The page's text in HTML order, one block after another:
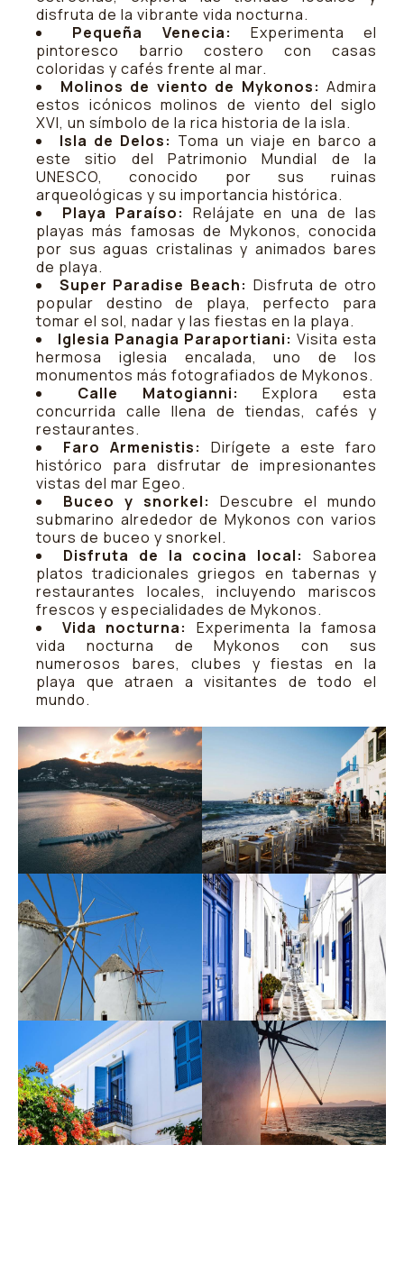
disfruta de la vibrante vida nocturna.
Pequeña Venecia:
Experimenta el
pintoresco barrio costero con casas
coloridas y cafés frente al mar.
Molinos de viento de Mykonos: Admira
estos icónicos molinos de viento del siglo
XVI, un símbolo de la rica historia de la isla.
Isla de Delos: Toma un viaje en barco a
este sitio del Patrimonio Mundial de la
UNESCO, conocido por sus ruinas
arqueológicas y su importancia histórica.
Playa Paraíso: Relájate en una de las
playas más famosas de Mykonos, conocida
por sus aguas cristalinas y animados bares
de playa.
Super Paradise Beach: Disfruta de otro
popular destino de playa, perfecto para
tomar el sol, nadar y las fiestas en la playa.
Iglesia Panagia Paraportiani: Visita esta
hermosa iglesia encalada, uno de los
monumentos más fotografiados de Mykonos.
Calle Matogianni:
Explora esta
concurrida calle llena de tiendas, cafés y
restaurantes.
Faro Armenistis:
Dirígete a este faro
histórico para disfrutar de impresionantes
vistas del mar Egeo.
Buceo y snorkel:
Descubre el mundo
submarino alrededor de Mykonos con varios
tours de buceo y snorkel.
Disfruta de la cocina local:
Saborea
platos tradicionales griegos en tabernas y
restaurantes locales, incluyendo mariscos
frescos y especialidades de Mykonos.
Vida nocturna:
Experimenta la famosa
vida nocturna de Mykonos con sus
numerosos bares, clubes y fiestas en la
playa que atraen a visitantes de todo el
mundo.